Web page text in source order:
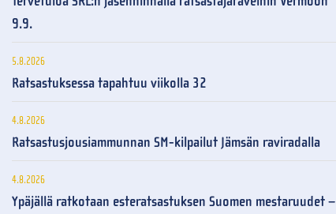
9.9.
5.8.2026
Ratsastuksessa tapahtuu viikolla 32
4.8.2026
Ratsastusjousiammunnan SM-kilpailut Jämsän raviradalla
4.8.2026
Ypäjällä ratkotaan esteratsastuksen Suomen mestaruudet –